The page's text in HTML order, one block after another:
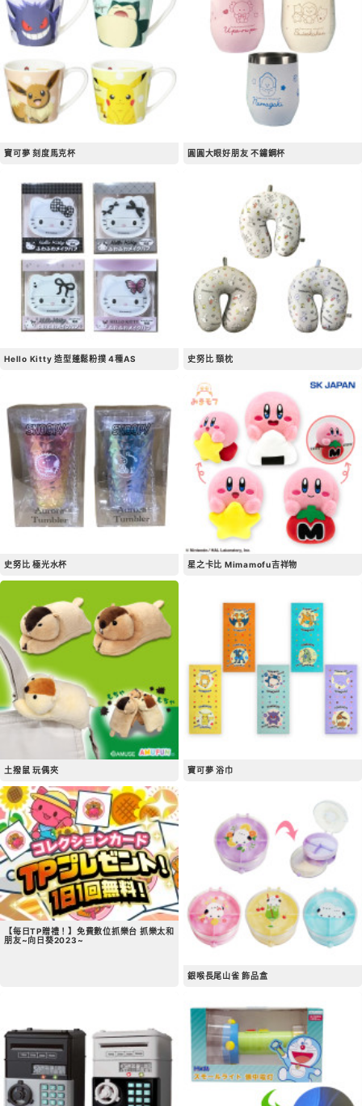
寶可夢 刻度馬克杯 圓圓大眼好朋友 不鏽鋼杯
Hello Kitty 造型蓬鬆粉撲 4種AS 史努比 頸枕
史努比 極光水杯 星之卡比 Mimamofu吉祥物
土撥鼠 玩偶夾 寶可夢 浴巾
【每日TP贈禮！】免費數位抓樂台 抓樂太和
朋友~向日葵2023~
銀喉長尾山雀 飾品盒